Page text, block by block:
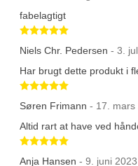
fabelagtigt
Betygsatt 5 av
Niels Chr. Pedersen - 3.
Har brugt dette produkt i
Betygsatt 5 av
Søren Frimann - 17. mars
Altid rart at have ved
Betygsatt 5 av
Anja Hansen - 9. juni 2023